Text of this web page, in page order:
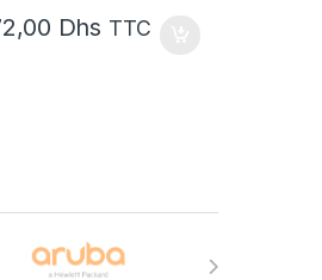
Dhs TTC